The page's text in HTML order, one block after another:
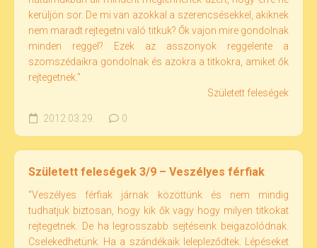
kerüljön sor. De mi van azokkal a szerencsésekkel, akiknek
nem maradt rejtegetni való titkuk? Ők vajon mire gondolnak
minden reggel? Ezek az asszonyok reggelente a
szomszédaikra gondolnak és azokra a titkokra, amiket ők
rejtegetnek."
Született feleségek
2012.03.29. 0
Született feleségek 3/9 – Veszélyes férfiak
"Veszélyes férfiak járnak közöttünk és nem mindig
tudhatjuk biztosan, hogy kik ők vagy hogy milyen titkokat
rejtegetnek. De ha legrosszabb sejtéseink beigazolódnak.
Cselekedhetünk. Ha a szándékaik lelepleződtek. Lépéseket